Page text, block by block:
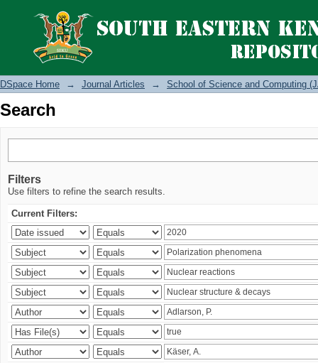
Search
DSpace Home → Journal Articles → School of Science and Computing
Search
Filters
Use filters to refine the search results.
Current Filters: